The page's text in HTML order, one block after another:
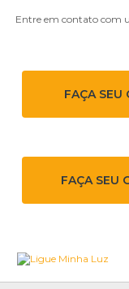
Entre em contato com
FAÇA SEU
FAÇA SEU